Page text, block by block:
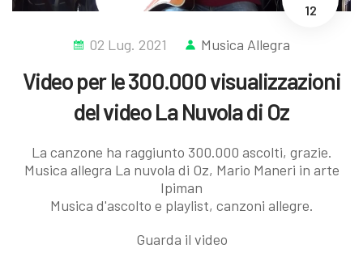
12
02 Lug. 2021 Musica Allegra
Video per le 300.000 visualizzazioni
del video La Nuvola di Oz
La canzone ha raggiunto 300.000 ascolti, grazie.
Musica allegra La nuvola di Oz, Mario Maneri in arte
Ipiman
Musica d'ascolto e playlist, canzoni allegre.
Guarda il video